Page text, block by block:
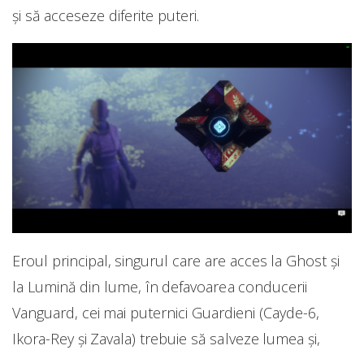
și să acceseze diferite puteri.
Eroul principal, singurul care are acces la Ghost și
la Lumină din lume, în defavoarea conducerii
Vanguard, cei mai puternici Guardieni (Cayde-6,
Ikora-Rey și Zavala) trebuie să salveze lumea și,